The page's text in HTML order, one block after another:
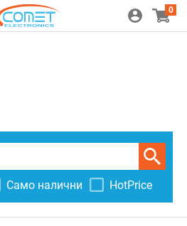
0
Само налични HotPrice